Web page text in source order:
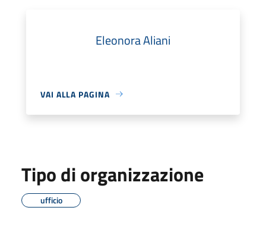
Eleonora Aliani
VAI ALLA PAGINA
Tipo di organizzazione
ufficio